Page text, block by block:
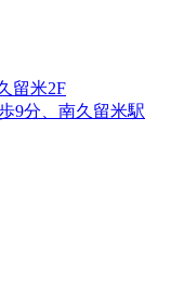
留米2F
9分、南久留米駅